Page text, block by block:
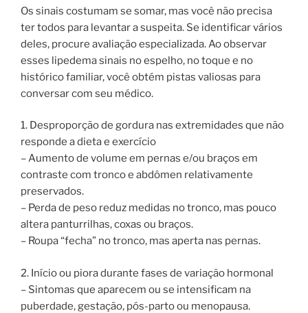
Os sinais costumam se somar, mas você não precisa
ter todos para levantar a suspeita. Se identificar vários
deles, procure avaliação especializada. Ao observar
esses lipedema sinais no espelho, no toque e no
histórico familiar, você obtém pistas valiosas para
conversar com seu médico.
1. Desproporção de gordura nas extremidades que não
responde a dieta e exercício
– Aumento de volume em pernas e/ou braços em
contraste com tronco e abdômen relativamente
preservados.
– Perda de peso reduz medidas no tronco, mas pouco
altera panturrilhas, coxas ou braços.
– Roupa “fecha” no tronco, mas aperta nas pernas.
2. Início ou piora durante fases de variação hormonal
– Sintomas que aparecem ou se intensificam na
puberdade, gestação, pós-parto ou menopausa.